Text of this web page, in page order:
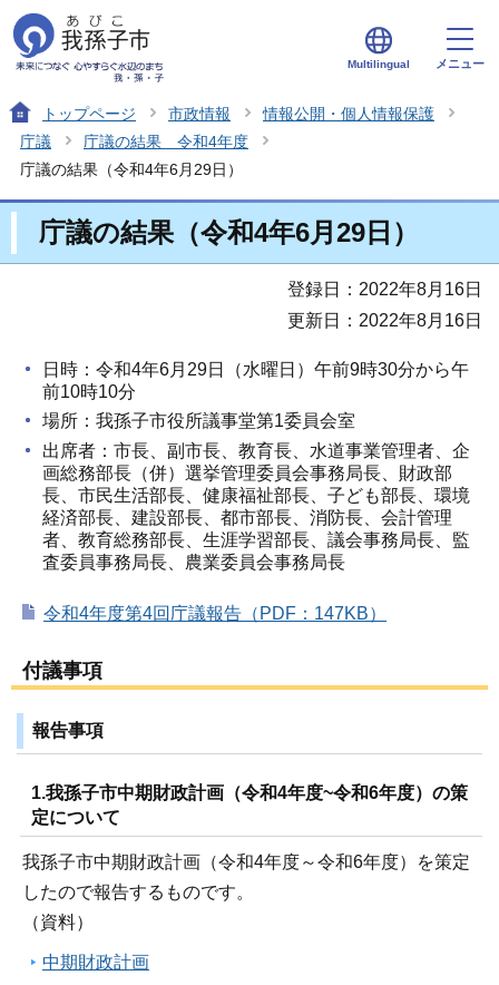
Multilingual メニュー
トップページ 市政情報
情報公開・個人情報保護
庁議
庁議の結果 令和4年度
庁議の結果（令和4年6月29日）
庁議の結果（令和4年6月29日）
登録日：2022年8月16日
更新日：2022年8月16日
日時：令和4年6月29日（水曜日）午前9時30分から午
前10時10分
場所：我孫子市役所議事堂第1委員会室
出席者：市長、副市長、教育長、水道事業管理者、企
画総務部長（併）選挙管理委員会事務局長、財政部
長、市民生活部長、健康福祉部長、子ども部長、環境
経済部長、建設部長、都市部長、消防長、会計管理
者、教育総務部長、生涯学習部長、議会事務局長、監
査委員事務局長、農業委員会事務局長
令和4年度第4回庁議報告（PDF：147KB）
付議事項
報告事項
1.我孫子市中期財政計画（令和4年度~令和6年度）の策
定について
我孫子市中期財政計画（令和4年度～令和6年度）を策定
したので報告するものです。
（資料）
中期財政計画